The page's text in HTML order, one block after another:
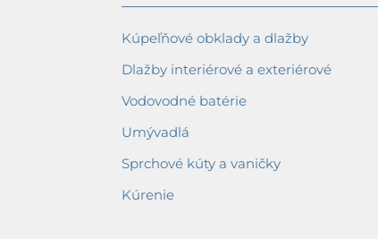
Kúpeľňové obklady a dlažby
Dlažby interiérové a exteriérové
Vodovodné batérie
Umývadlá
Sprchové kúty a vaničky
Kúrenie